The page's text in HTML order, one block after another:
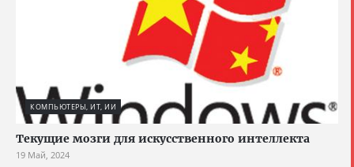
КОМПЬЮТЕРЫ, ИТ, ИИ
Текущие мозги для искусственного интеллекта
19 Май, 2024